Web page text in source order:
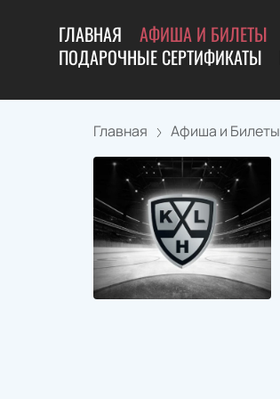
ГЛАВНАЯ АФИША И БИЛЕТЫ
ПОДАРОЧНЫЕ СЕРТИФИКАТЫ
Главная Афиша и Билеты